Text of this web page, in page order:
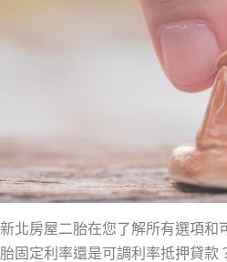
新北房屋二胎在您了解所有選項和
胎固定利率還是可調利率抵押貸款